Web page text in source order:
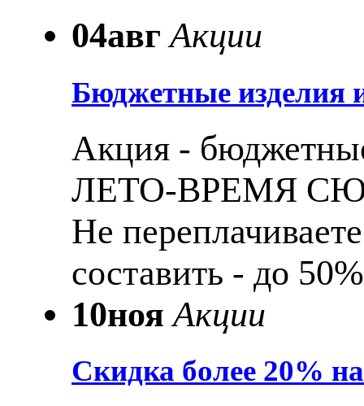
04авг Акции
Бюджетные изделия
Акция -
ЛЕТО-ВРЕМЯ
Не
составить - до
10ноя Акции
Скидка более 20%